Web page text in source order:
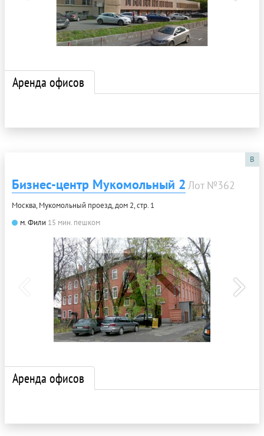
Аренда офисов
B
Бизнес-центр Мукомольный 2 Лот №362
Москва, Мукомольный проезд, дом 2, стр. 1
м. Фили 15 мин. пешком
Аренда офисов